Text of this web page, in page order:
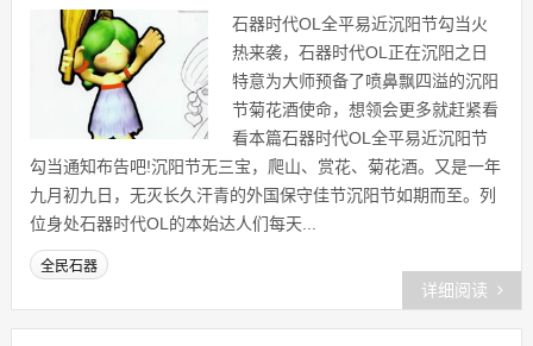
石器时代OL全平易近沉阳节勾当火
热来袭，石器时代OL正在沉阳之日
特意为大师预备了喷鼻飘四溢的沉阳
节菊花酒使命，想领会更多就赶紧看
看本篇石器时代OL全平易近沉阳节
勾当通知布告吧!沉阳节无三宝，爬山、赏花、菊花酒。又是一年
九月初九日，无灭长久汗青的外国保守佳节沉阳节如期而至。列
位身处石器时代OL的本始达人们每天...
全民石器
详细阅读